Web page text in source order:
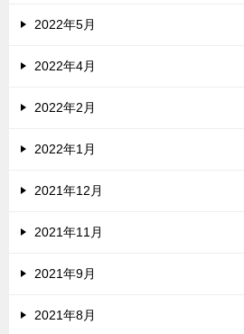
2022年5月
2022年4月
2022年2月
2022年1月
2021年12月
2021年11月
2021年9月
2021年8月